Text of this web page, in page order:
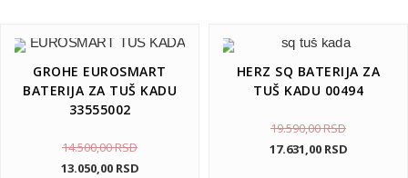
GROHE EUROSMART
BATERIJA ZA TUŠ KADU
33555002
14.500,00RSD
13.050,00 RSD
HERZ SQ BATERIJA ZA
TUŠ KADU 00494
19.590,00RSD
17.631,00 RSD